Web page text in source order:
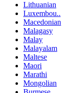
Lithuanian
Luxembou..
Macedonian
Malagasy
Malay
Malayalam
Maltese
Maori
Marathi
Mongolian